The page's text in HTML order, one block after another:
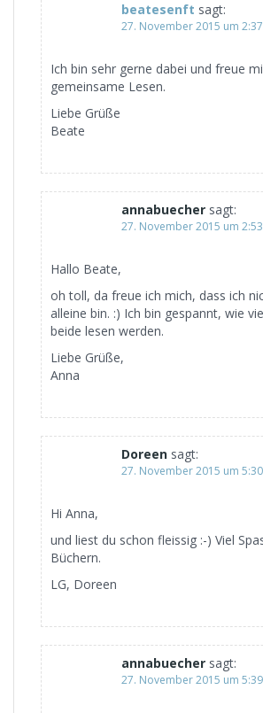
beatesenft sagt:
27. November 2015 um
Ich bin sehr gerne dabei und freue
gemeinsame Lesen.
Liebe Grüße
Beate
annabuecher sagt:
27. November 2015 um
Hallo Beate,
oh toll, da freue ich mich, dass ich
alleine bin. :) Ich bin gespannt, wie
beide lesen werden.
Liebe Grüße,
Anna
Doreen sagt:
27. November 2015 um
Hi Anna,
und liest du schon fleissig :-) Viel
Büchern.
LG, Doreen
annabuecher sagt:
27. November 2015 um